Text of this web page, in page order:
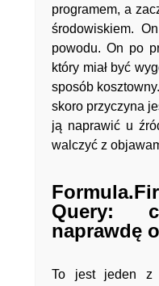
programem, a
środowiskiem.
powodu. On po
który miał być
sposób
skoro przyczyna
ją naprawić u
walczyć z
Query:
naprawdę
To jest jeden z